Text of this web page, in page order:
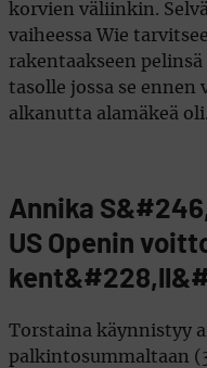
korvien väliinkin.
vaiheessa Wie
rakentaakseen
tasolle jossa se ennen
alkanutta alamäkeä oli.
Annika
US Openin
Torstaina käynnistyy
palkintosummaltaan